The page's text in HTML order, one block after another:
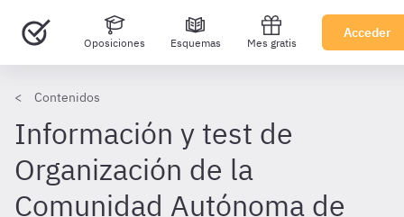
Oposiciones Esquemas Mes gratis
Acceder
Contenidos
Información y test de
Organización de la
Comunidad Autónoma de